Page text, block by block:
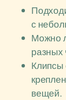
с
Можно
разных
Клипсы
вещей.